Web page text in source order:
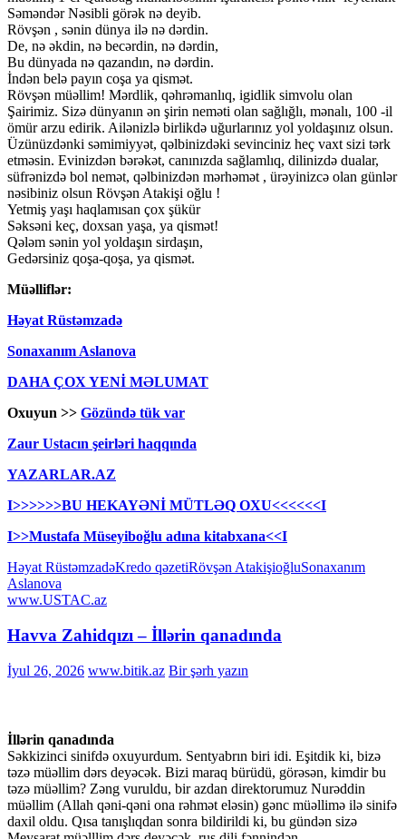
Səməndər Nəsibli görək nə deyib.
Rövşən , sənin dünya ilə nə dərdin.
De, nə əkdin, nə becərdin, nə dərdin,
Bu dünyada nə qazandın, nə dərdin.
İndən belə payın coşa ya qismət.
Rövşən müəllim! Mərdlik, qəhrəmanlıq, igidlik simvolu olan
Şairimiz. Sizə dünyanın ən şirin neməti olan sağlığlı, mənalı, 100 -il
ömür arzu edirik. Ailənizlə birlikdə uğurlarınız yol yoldaşınız olsun.
Üzünüzdənki səmimiyyət, qəlbinizdəki sevinciniz heç vaxt sizi tərk
etməsin. Evinizdən bərəkət, canınızda sağlamlıq, dilinizdə dualar,
süfrənizdə bol nemət, qəlbinizdən mərhəmət , ürəyinizcə olan günlər
nəsibiniz olsun Rövşən Atakişi oğlu !
Yetmiş yaşı haqlamısan çox şükür
Səksəni keç, doxsan yaşa, ya qismət!
Qələm sənin yol yoldaşın sirdaşın,
Gedərsiniz qoşa-qoşa, ya qismət.
Müəlliflər:
Həyat Rüstəmzadə
Sonaxanım Aslanova
DAHA ÇOX YENİ MƏLUMAT
Oxuyun >> Gözündə tük var
Zaur Ustacın şeirləri haqqında
YAZARLAR.AZ
I>>>>>>BU HEKAYƏNİ MÜTLƏQ OXU<<<<<<I
I>>Mustafa Müseyiboğlu adına kitabxana<<I
Həyat RüstəmzadəKredo qəzetiRövşən AtakişioğluSonaxanım
Aslanova
www.USTAC.az
Havva Zahidqızı – İllərin qanadında
İyul 26, 2026 www.bitik.az Bir şərh yazın
İllərin qanadında
Səkkizinci sinifdə oxuyurdum. Sentyabrın biri idi. Eşitdik ki, bizə
təzə müəllim dərs deyəcək. Bizi maraq bürüdü, görəsən, kimdir bu
təzə müəllim? Zəng vuruldu, bir azdan direktorumuz Nurəddin
müəllim (Allah qəni-qəni ona rəhmət eləsin) gənc müəllimə ilə sinifə
daxil oldu. Qısa tanışlıqdan sonra bildirildi ki, bu gündən sizə